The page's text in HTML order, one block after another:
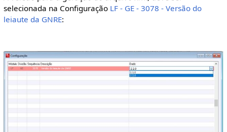
selecionada na Configuração LF - GE - 3078 - Versão do
leiaute da GNRE: